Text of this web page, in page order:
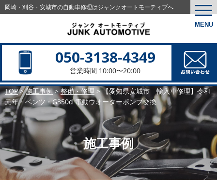
MENU
岡崎・刈谷・安城市の自動車修理はジャンクオートモーティブへ
050-3138-4349
営業時間 10:00〜20:00
TOP>施工事例> 整備・修理 >【愛知県安城市 輸入車修理】令和
元年・ベンツ・G350d 電動ウオーターポンプ交換
施工事例